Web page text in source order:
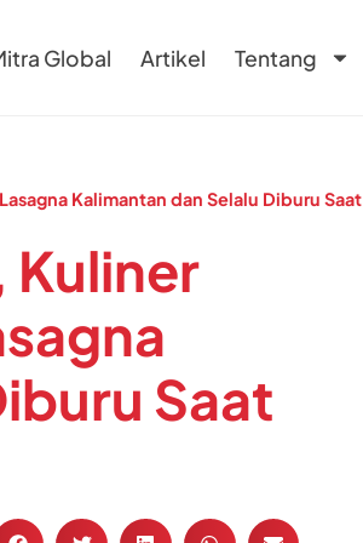
Global Artikel Tentang
Kalimantan dan Selalu Diburu Saat
Kuliner
Saat